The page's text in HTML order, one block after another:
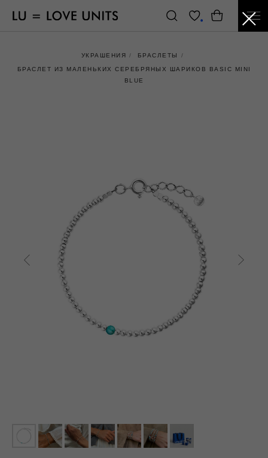
УКРАШЕНИЯ / БРАСЛЕТЫ /
БРАСЛЕТ ИЗ МАЛЕНЬКИХ СЕРЕБРЯНЫХ ШАРИКОВ BASIC MINI
BLUE